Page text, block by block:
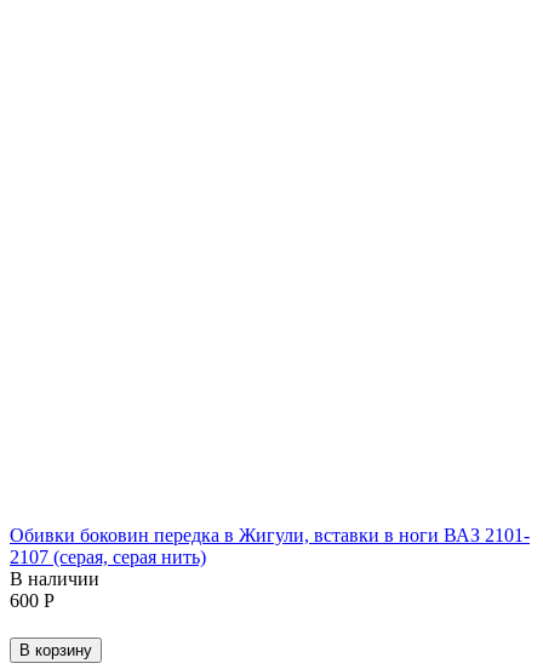
Обивки боковин передка в Жигули, вставки в ноги ВАЗ 2101-
2107 (серая, серая нить)
В наличии
‍600‍ Р
В корзину